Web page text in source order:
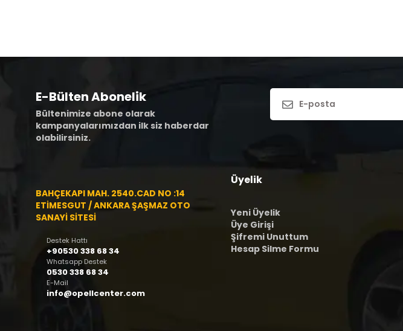
E-Bülten Abonelik
Bültenimize abone olarak
kampanyalarımızdan ilk siz haberdar
olabilirsiniz.
BAHÇEKAPI MAH. 2540.CAD NO :14
ETİMESGUT / ANKARA ŞAŞMAZ OTO
SANAYİ SİTESİ
Destek Hattı
+90530 338 68 34
Whatsapp Destek
0530 338 68 34
E-Mail
info@opellcenter.com
Üyelik
Yeni Üyelik
Üye Girişi
Şifremi Unuttum
Hesap Silme Formu